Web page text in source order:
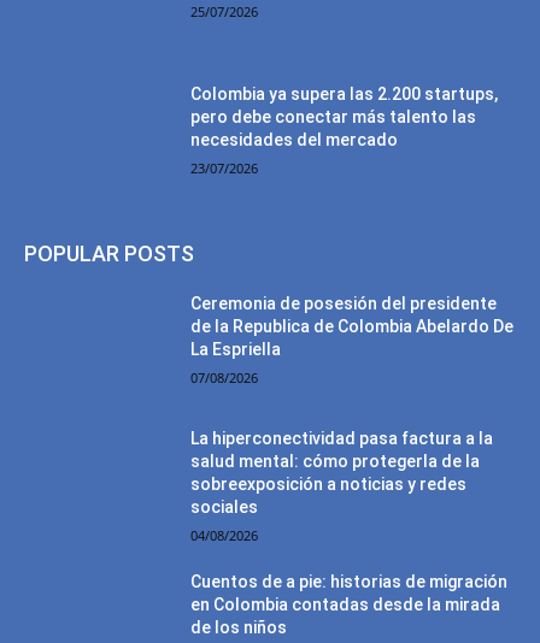
25/07/2026
Colombia ya supera las 2.200 startups,
pero debe conectar más talento las
necesidades del mercado
23/07/2026
POPULAR POSTS
Ceremonia de posesión del presidente
de la Republica de Colombia Abelardo De
La Espriella
07/08/2026
La hiperconectividad pasa factura a la
salud mental: cómo protegerla de la
sobreexposición a noticias y redes
sociales
04/08/2026
Cuentos de a pie: historias de migración
en Colombia contadas desde la mirada
de los niños